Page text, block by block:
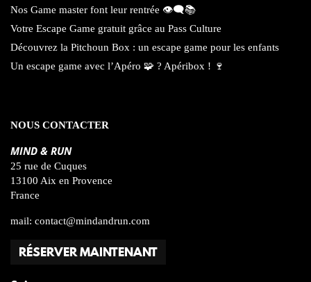
Nos Game master font leur rentrée 👁️‍🗨️📚
Votre Escape Game gratuit grâce au Pass Culture
Découvrez la Pitchoun Box : un escape game pour les enfants
Un escape game avec l’Apéro 🧩 ? Apéribox ! 🍷
NOUS CONTACTER
MIND & RUN
25 rue de Cuques
13100 Aix en Provence
France
mail: contact@mindandrun.com
RÉSERVER MAINTENANT